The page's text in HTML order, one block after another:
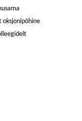
oksjonipõhine